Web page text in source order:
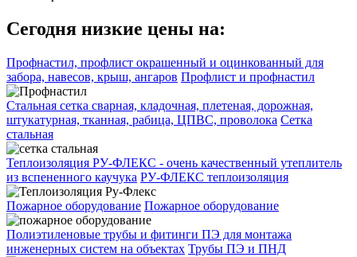
Сегодня низкие цены на:
Профнастил, профлист окрашенный и оцинкованный для
забора, навесов, крыш, ангаров Профлист и профнастил
Стальная сетка сварная, кладочная, плетеная, дорожная,
штукатурная, тканная, рабица, ЦПВС, проволока Сетка
стальная
Теплоизоляция РУ-ФЛЕКС - очень качественный утеплитель
из вспененного каучука РУ-ФЛЕКС теплоизоляция
Пожарное оборудование Пожарное оборудование
Полиэтиленовые трубы и фитинги ПЭ для монтажа
инженерных систем на объектах Трубы ПЭ и ПНД